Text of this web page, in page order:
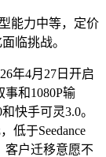
能力中等，定价
临挑战。
年4月27日开启
和1080P输
快手可灵3.0。
低于Seedance
客户迁移意愿不